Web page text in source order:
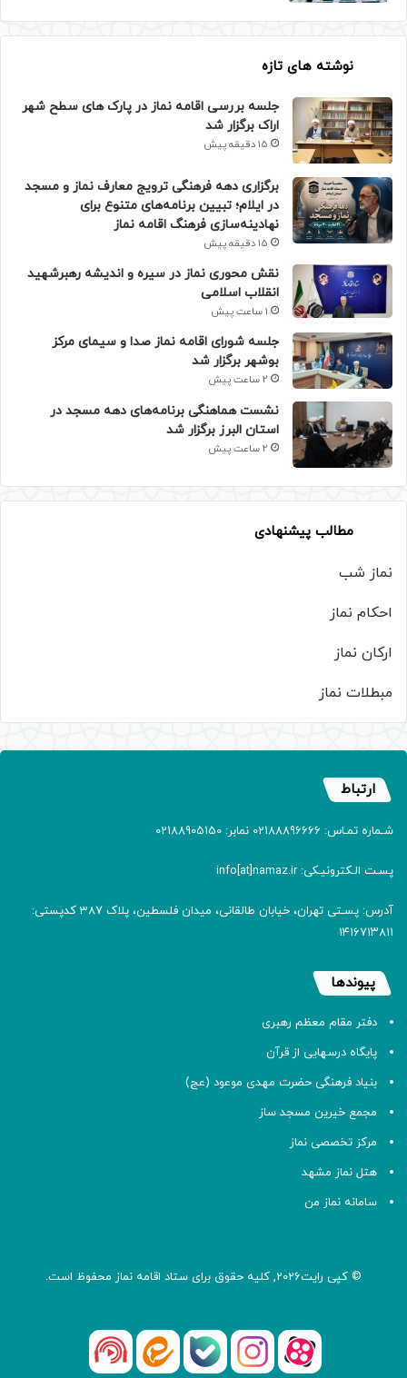
نوشته های تازه
جلسه بررسی اقامه نماز در پارک های سطح شهر
اراک برگزار شد
15 دقیقه پیش
برگزاری دهه فرهنگی ترویج معارف نماز و مسجد
در ایلام؛ تبیین برنامه‌های متنوع برای
نهادینه‌سازی فرهنگ اقامه نماز
15 دقیقه پیش
نقش محوری نماز در سیره و اندیشه رهبرشهید
انقلاب اسلامی
1 ساعت پیش
جلسه شورای اقامه نماز صدا و سیمای مرکز
بوشهر برگزار شد
2 ساعت پیش
نشست هماهنگی برنامه‌های دهه مسجد در
استان البرز برگزار شد
2 ساعت پیش
مطالب پیشنهادی
نماز شب
احکام نماز
ارکان نماز
مبطلات نماز
ارتباط
شـماره تمـاس: 02188896666 نمابر: 02188905150
پسـت الـکترونیـکی: info[at]namaz.ir
آدرس: پسـتی تهران، خیابان طالقانی، میدان فلسطین، پلاک 387 کدپستی:
۱۴۱۶۷۱۳۸۱۱
پیوندها
دفتر مقام معظم رهبری
پایگاه درسهایی از قرآن
بنیاد فرهنگی حضرت مهدی موعود (عج)
مجمع خیرین مسجد ساز
مرکز تخصصی نماز
هتل نماز مشهد
سامانه نماز من
© کپی رایت2026, کلیه حقوق برای ستاد اقامه نماز محفوظ است.
آپارات اینستاگرام
بله ایتا